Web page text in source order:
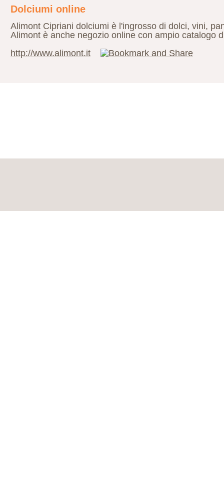
Dolciumi online
Alimont Cipriani dolciumi è l'ingrosso di dolci, vini,
Alimont è anche negozio online con ampio catalogo
http://www.alimont.it